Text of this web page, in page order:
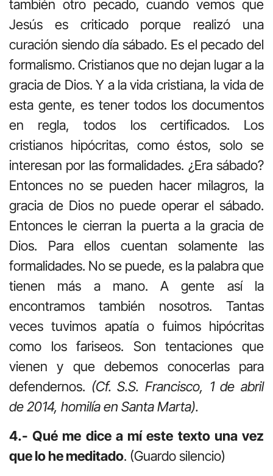
también otro pecado, cuando vemos que
Jesús es criticado porque realizó una
curación siendo día sábado. Es el pecado del
formalismo. Cristianos que no dejan lugar a la
gracia de Dios. Y a la vida cristiana, la vida de
esta gente, es tener todos los documentos
en regla, todos los certificados. Los
cristianos hipócritas, como éstos, solo se
interesan por las formalidades. ¿Era sábado?
Entonces no se pueden hacer milagros, la
gracia de Dios no puede operar el sábado.
Entonces le cierran la puerta a la gracia de
Dios. Para ellos cuentan solamente las
formalidades. No se puede, es la palabra que
tienen más a mano. A gente así la
encontramos también nosotros. Tantas
veces tuvimos apatía o fuimos hipócritas
como los fariseos. Son tentaciones que
vienen y que debemos conocerlas para
defendernos. (Cf. S.S. Francisco, 1 de abril
de 2014, homilía en Santa Marta).
4.- Qué me dice a mí este texto una vez
que lo he meditado. (Guardo silencio)